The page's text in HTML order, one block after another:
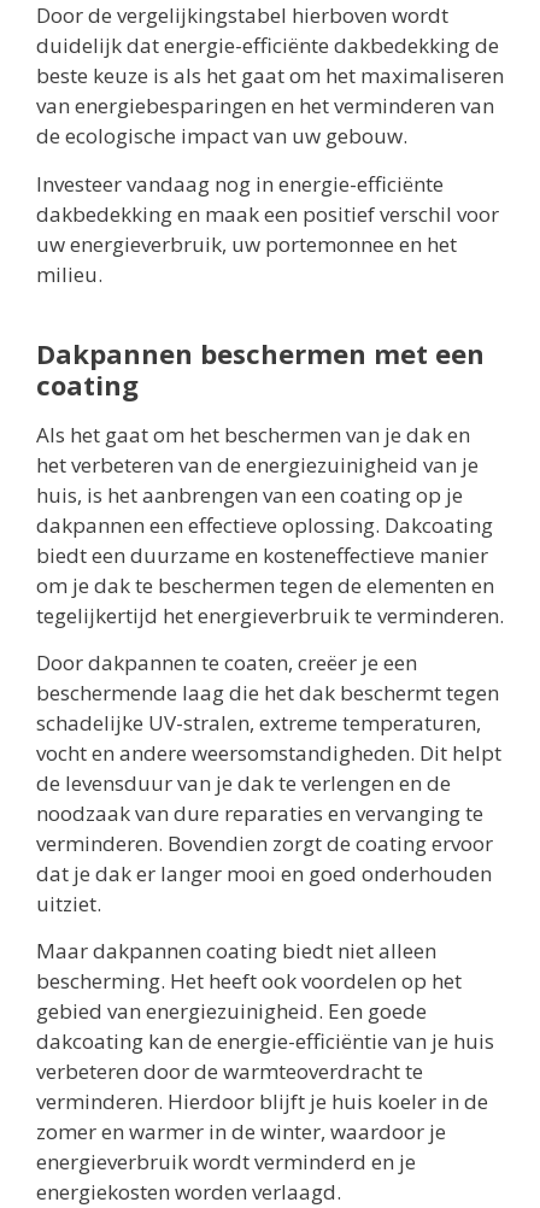
Door de vergelijkingstabel hierboven wordt
duidelijk dat energie-efficiënte dakbedekking de
beste keuze is als het gaat om het maximaliseren
van energiebesparingen en het verminderen van
de ecologische impact van uw gebouw.
Investeer vandaag nog in energie-efficiënte
dakbedekking en maak een positief verschil voor
uw energieverbruik, uw portemonnee en het
milieu.
Dakpannen beschermen met een
coating
Als het gaat om het beschermen van je dak en
het verbeteren van de energiezuinigheid van je
huis, is het aanbrengen van een coating op je
dakpannen een effectieve oplossing. Dakcoating
biedt een duurzame en kosteneffectieve manier
om je dak te beschermen tegen de elementen en
tegelijkertijd het energieverbruik te verminderen.
Door dakpannen te coaten, creëer je een
beschermende laag die het dak beschermt tegen
schadelijke UV-stralen, extreme temperaturen,
vocht en andere weersomstandigheden. Dit helpt
de levensduur van je dak te verlengen en de
noodzaak van dure reparaties en vervanging te
verminderen. Bovendien zorgt de coating ervoor
dat je dak er langer mooi en goed onderhouden
uitziet.
Maar dakpannen coating biedt niet alleen
bescherming. Het heeft ook voordelen op het
gebied van energiezuinigheid. Een goede
dakcoating kan de energie-efficiëntie van je huis
verbeteren door de warmteoverdracht te
verminderen. Hierdoor blijft je huis koeler in de
zomer en warmer in de winter, waardoor je
energieverbruik wordt verminderd en je
energiekosten worden verlaagd.